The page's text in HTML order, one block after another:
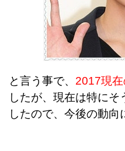
と言う事で、 2017現在
したが、現在は特に
したので、今後の動向